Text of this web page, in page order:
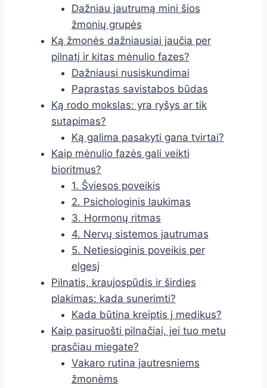
Dažniau jautrumą mini šios
žmonių grupės
Ką žmonės dažniausiai jaučia per
pilnatį ir kitas mėnulio fazes?
Dažniausi nusiskundimai
Paprastas savistabos būdas
Ką rodo mokslas: yra ryšys ar tik
sutapimas?
Ką galima pasakyti gana tvirtai?
Kaip mėnulio fazės gali veikti
bioritmus?
1. Šviesos poveikis
2. Psichologinis laukimas
3. Hormonų ritmas
4. Nervų sistemos jautrumas
5. Netiesioginis poveikis per
elgesį
Pilnatis, kraujospūdis ir širdies
plakimas: kada sunerimti?
Kada būtina kreiptis į medikus?
Kaip pasiruošti pilnačiai, jei tuo metu
prasčiau miegate?
Vakaro rutina jautresniems
žmonėms